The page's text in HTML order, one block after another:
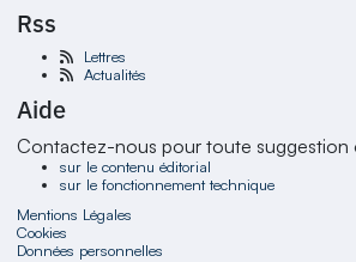
Rss
Lettres
Actualités
Aide
Contactez-nous pour toute suggestion
sur le contenu éditorial
sur le fonctionnement technique
Mentions Légales
Cookies
Données personnelles